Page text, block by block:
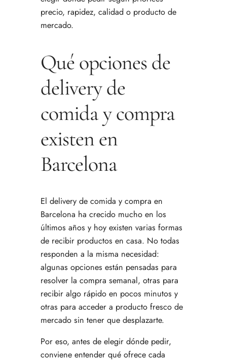
precio, rapidez, calidad o producto de
mercado.
Qué opciones de
delivery de
comida y compra
existen en
Barcelona
El delivery de comida y compra en
Barcelona ha crecido mucho en los
últimos años y hoy existen varias formas
de recibir productos en casa. No todas
responden a la misma necesidad:
algunas opciones están pensadas para
resolver la compra semanal, otras para
recibir algo rápido en pocos minutos y
otras para acceder a producto fresco de
mercado sin tener que desplazarte.
Por eso, antes de elegir dónde pedir,
conviene entender qué ofrece cada